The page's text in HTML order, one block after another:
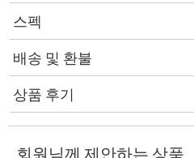
스펙
배송 및 환불
상품 후기
회원님께 제안하는 상품